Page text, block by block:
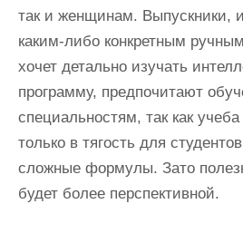
так и женщинам. Выпускники,
каким-либо конкретным
хочет детально изучать
программу, предпочитают
специальностям, так как
только в тягость для
сложные формулы. Зато
будет более перспективной.